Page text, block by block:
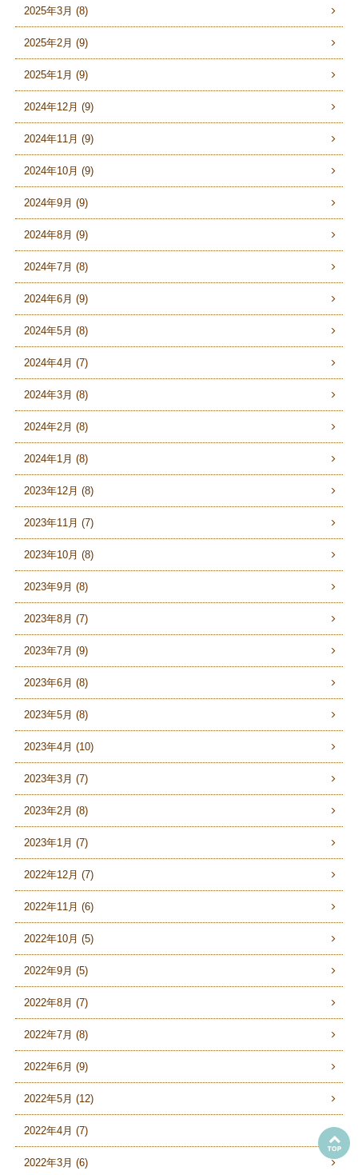
2025年3月 (8)
2025年2月 (9)
2025年1月 (9)
2024年12月 (9)
2024年11月 (9)
2024年10月 (9)
2024年9月 (9)
2024年8月 (9)
2024年7月 (8)
2024年6月 (9)
2024年5月 (8)
2024年4月 (7)
2024年3月 (8)
2024年2月 (8)
2024年1月 (8)
2023年12月 (8)
2023年11月 (7)
2023年10月 (8)
2023年9月 (8)
2023年8月 (7)
2023年7月 (9)
2023年6月 (8)
2023年5月 (8)
2023年4月 (10)
2023年3月 (7)
2023年2月 (8)
2023年1月 (7)
2022年12月 (7)
2022年11月 (6)
2022年10月 (5)
2022年9月 (5)
2022年8月 (7)
2022年7月 (8)
2022年6月 (9)
2022年5月 (12)
2022年4月 (7)
2022年3月 (6)